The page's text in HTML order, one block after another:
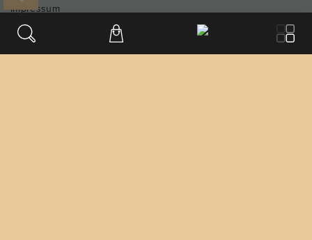
Impressum
Versandinformationen